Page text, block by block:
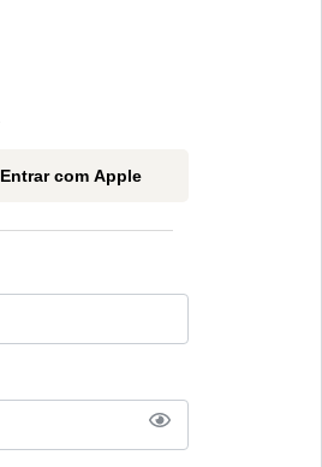
Entrar com Apple